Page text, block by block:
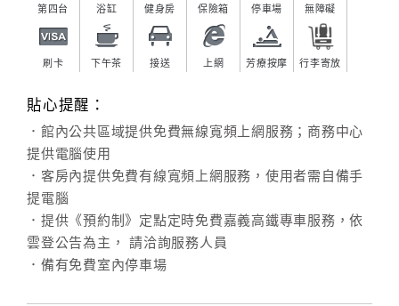
第四台 浴缸 健身房 保險箱 停車場 無障礙
刷卡 下午茶 接送 上網 芳療按摩 行李寄放
貼心提醒：
．館內公共區域提供免費無線寬頻上網服務；商務中心
提供電腦使用
．客房內提供免費有線寬頻上網服務，使用者需自備手
提電腦
．提供《預約制》定點定時免費嘉義高鐵專車服務，依
雲登公告為主， 請洽詢服務人員
．備有免費室內停車場